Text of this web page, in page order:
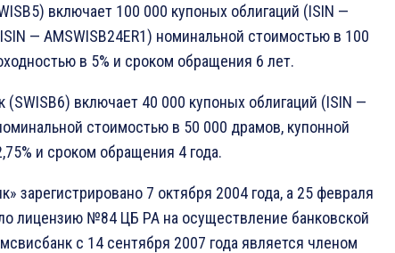
включает 100 000 купоных облигаций (ISIN —
— AMSWISB24ER1) номинальной стоимостью в 100
в 5% и сроком обращения 6 лет.
включает 40 000 купоных облигаций (ISIN —
стоимостью в 50 000 драмов, купонной
и сроком обращения 4 года.
зарегистрировано 7 октября 2004 года, а 25 февраля
лицензию №84 ЦБ РА на осуществление банковской
с 14 сентября 2007 года является членом